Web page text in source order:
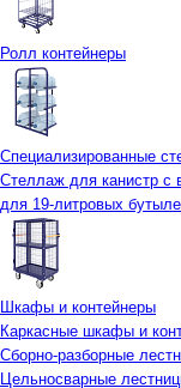
Ролл контейнеры
Специализированные
Стеллаж для канистр с
для 19-литровых
Шкафы и контейнеры
Каркасные шкафы и
Сборно-разборные
Цельносварные